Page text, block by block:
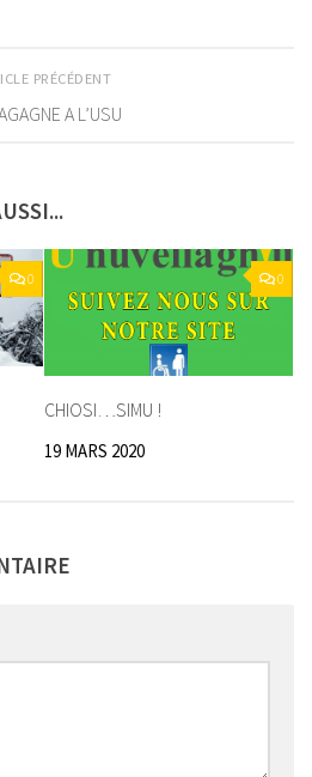
PRÉCÉDENT
A L’USU
0 0
CHIOSI…SIMU !
19 MARS 2020